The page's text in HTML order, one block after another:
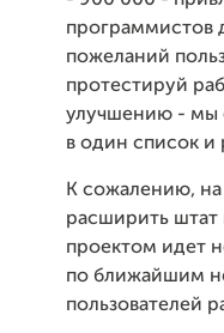
программистов
пожеланий
протестируй
улучшению - мы
в один список и
К сожалению,
расширить штат
проектом идет
по ближайшим
пользователей